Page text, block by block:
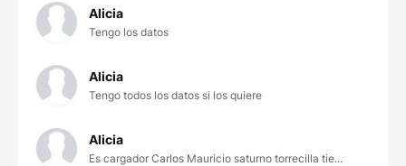
Alicia
Tengo los datos
Alicia
Tengo todos los datos si los quiere
Alicia
Es cargador Carlos Mauricio saturno torrecilla tie...